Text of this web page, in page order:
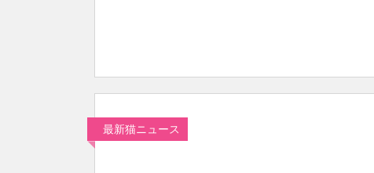
最新猫ニュース